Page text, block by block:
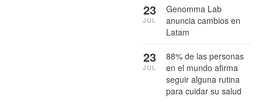
Genomma Lab
anuncia cambios en
Latam
23
JUL
88% de las personas
en el mundo afirma
seguir alguna rutina
para cuidar su salud
23
JUL